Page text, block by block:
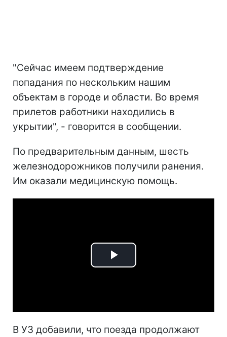
"Сейчас имеем подтверждение
попадания по нескольким нашим
объектам в городе и области. Во время
прилетов работники находились в
укрытии", - говорится в сообщении.
По предварительным данным, шесть
железнодорожников получили ранения.
Им оказали медицинскую помощь.
Play
В УЗ добавили, что поезда продолжают